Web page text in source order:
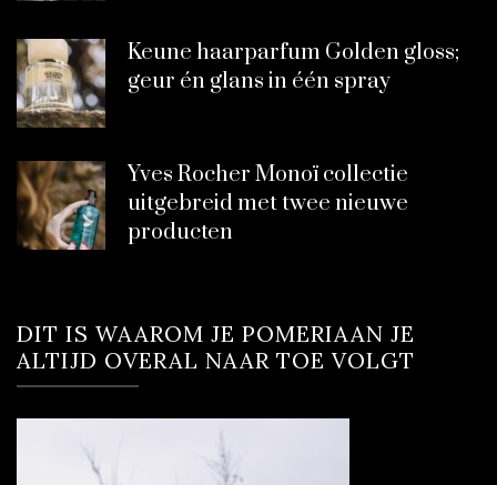
Keune haarparfum Golden gloss;
geur én glans in één spray
Yves Rocher Monoï collectie
uitgebreid met twee nieuwe
producten
DIT IS WAAROM JE POMERIAAN JE
ALTIJD OVERAL NAAR TOE VOLGT